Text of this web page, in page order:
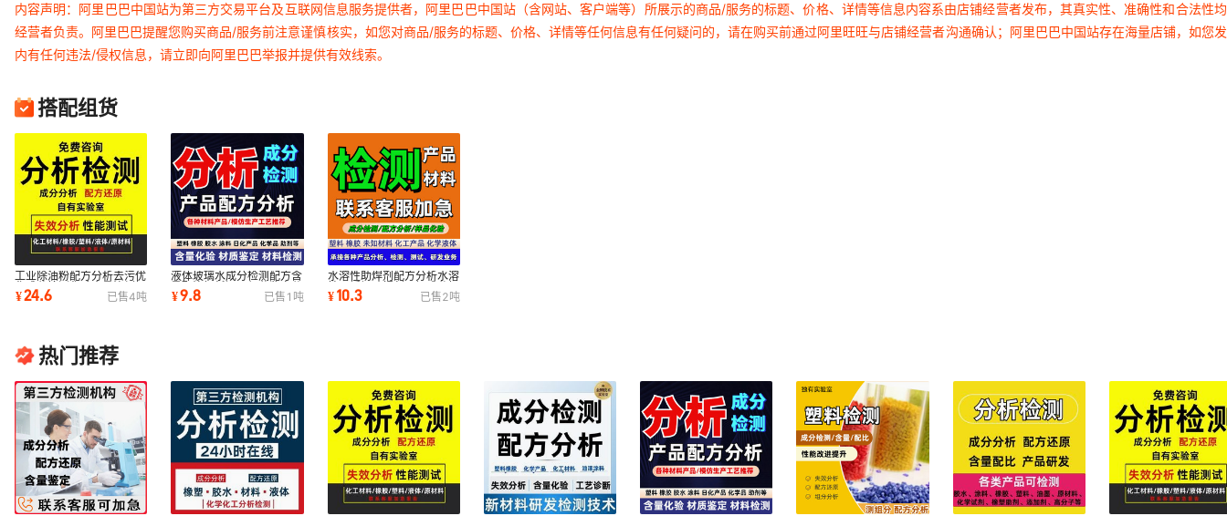
内容声明：阿里巴巴中国站为第三方交易平台及互联网信息服务提供者，阿里巴巴中国站（含网站、客户端等）所展示的商品/服务的标题、价格、详情等信息内容系由店铺经营者发布，其真实性、准确性和合法性
经营者负责。阿里巴巴提醒您购买商品/服务前注意谨慎核实，如您对商品/服务的标题、价格、详情等任何信息有任何疑问的，请在购买前通过阿里旺旺与店铺经营者沟通确认；阿里巴巴中国站存在海量店铺，如您
内有任何违法/侵权信息，请立即向阿里巴巴举报并提供有效线索。
搭配组货
工业除油粉配方分析去污优
化成分检测化验含量比例解
析工业清洗
¥24.6 已售4吨
液体玻璃水成分检测配方含
量配比解析还原组分鉴定分
析机构技术
¥9.8 已售 1 吨
水溶性助焊剂配方分析水溶
性不锈钢助焊剂无铅成分解
析新品开发
¥10.3 已售2吨
热门推荐